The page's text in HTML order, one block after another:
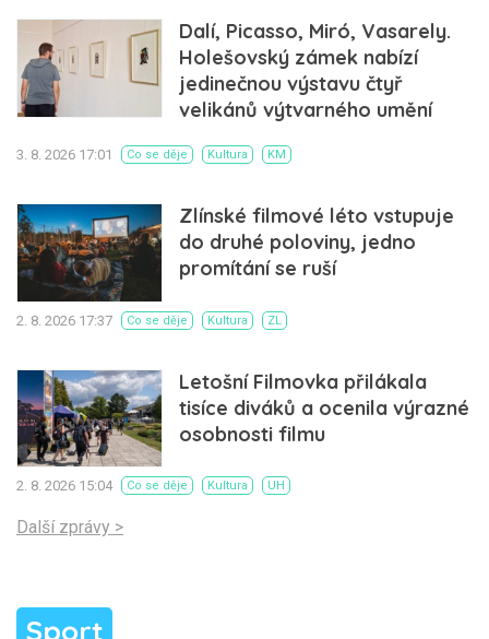
Dalí, Picasso, Miró, Vasarely.
Holešovský zámek nabízí
jedinečnou výstavu čtyř
velikánů výtvarného umění
3. 8. 2026 17:01 Co se děje Kultura KM
Zlínské filmové léto vstupuje
do druhé poloviny, jedno
promítání se ruší
2. 8. 2026 17:37 Co se děje Kultura ZL
Letošní Filmovka přilákala
tisíce diváků a ocenila výrazné
osobnosti filmu
2. 8. 2026 15:04 Co se děje Kultura UH
Další zprávy >
Sport